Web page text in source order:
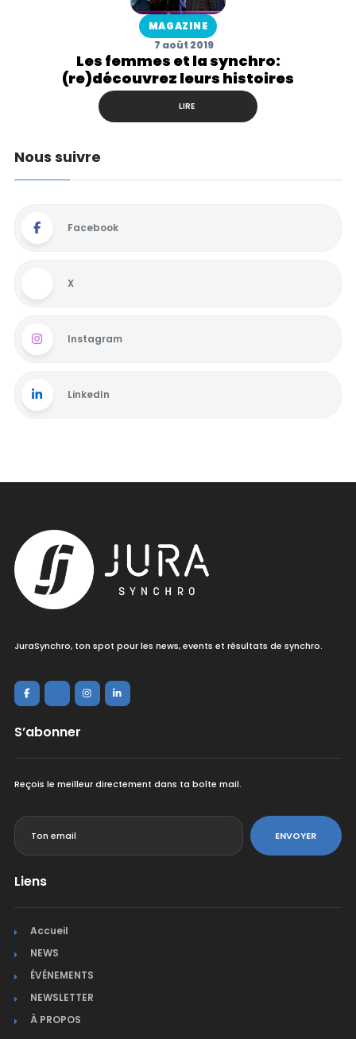
MAGAZINE
7 août 2019
Les femmes et la synchro:
(re)découvrez leurs histoires
LIRE
Nous suivre
Facebook
X
Instagram
LinkedIn
JuraSynchro, ton spot pour les news, events et résultats de synchro.
S’abonner
Reçois le meilleur directement dans ta boîte mail.
ENVOYER
Liens
Accueil
NEWS
ÉVÉNEMENTS
NEWSLETTER
À PROPOS